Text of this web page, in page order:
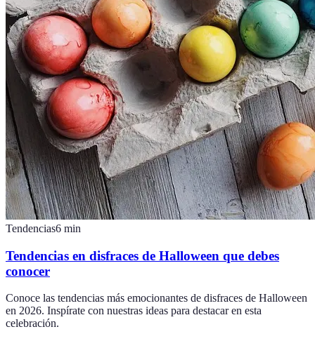
Tendencias6 min
Tendencias en disfraces de Halloween que debes
conocer
Conoce las tendencias más emocionantes de disfraces de Halloween
en 2026. Inspírate con nuestras ideas para destacar en esta
celebración.